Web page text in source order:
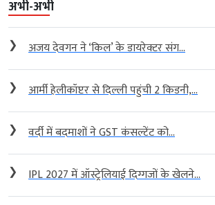
अभी-अभी
❯ अजय देवगन ने ‘किल’ के डायरेक्टर संग...
❯ आर्मी हेलीकॉप्टर से दिल्ली पहुंची 2 किडनी,...
❯ वर्दी में बदमाशों ने GST कंसल्टेंट को...
❯ IPL 2027 में ऑस्ट्रेलियाई दिग्गजों के खेलने...